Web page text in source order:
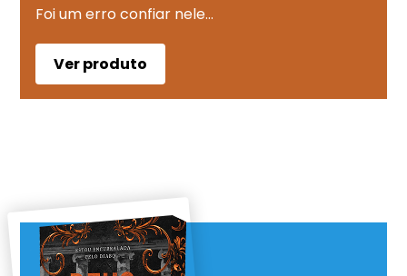
Foi um erro confiar nele…
Ver produto